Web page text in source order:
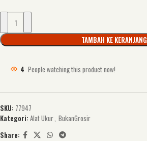
TAMBAH KE KERANJANG
4 People watching this product now!
SKU: 77947
Kategori: Alat Ukur, BukanGrosir
Share: